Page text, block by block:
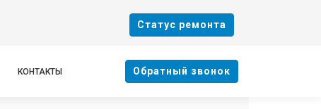
Cтатус ремонта
КОНТАКТЫ Oбратный звонок